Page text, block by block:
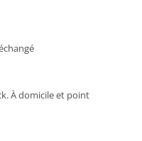
À domicile et point